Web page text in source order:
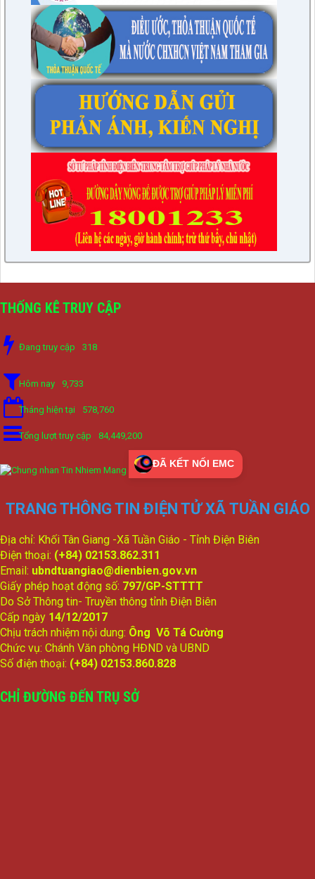
THỐNG KÊ TRUY CẬP
Đang truy cập 318
Hôm nay 9,733
Tháng hiện tại 578,760
Tổng lượt truy cập 84,449,200
ĐÃ KẾT NỐI EMC
TRANG THÔNG TIN ĐIỆN TỬ XÃ TUẦN GIÁO
Địa chỉ: Khối Tân Giang -Xã Tuần Giáo - Tỉnh Điện Biên
Điện thoại: (+84) 02153.862.311
Email: ubndtuangiao@dienbien.gov.vn
Giấy phép hoạt động số: 797/GP-STTTT
Do Sở Thông tin- Truyền thông tỉnh Điện Biên
Cấp ngày 14/12/2017
Chịu trách nhiệm nội dung: Ông Võ Tá Cường
Chức vụ: Chánh Văn phòng HĐND và UBND
Số điện thoại: (+84) 02153.860.828
CHỈ ĐƯỜNG ĐẾN TRỤ SỞ